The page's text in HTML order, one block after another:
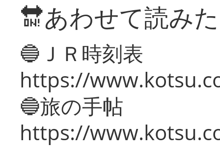
🔛あわせて読み
🔵ＪＲ時刻表
https://
🔵旅の手帖
https://